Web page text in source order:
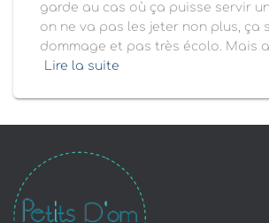
garde au cas où ça puisse servir
on ne va pas les jeter non plus, ça
dommage et pas très écolo. Mais
Lire la suite